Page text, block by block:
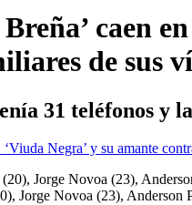
Breña’ caen
de sus
31 teléfonos y
Negra’ y su amante
Jorge Novoa (23), Anderson